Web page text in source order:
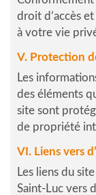
droit d’accès
à votre vie
V. Protection
Les
des éléments
site sont
de propriété
VI. Liens vers
Les liens du
Saint-Luc vers